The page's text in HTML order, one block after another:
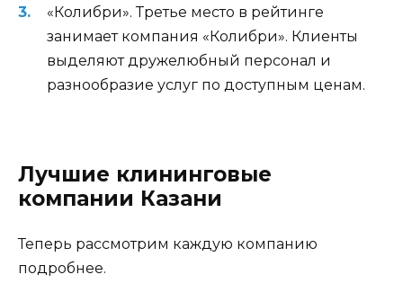
«Колибри». Третье место в рейтинге
занимает компания «Колибри». Клиенты
выделяют дружелюбный персонал и
разнообразие услуг по доступным ценам.
Лучшие клининговые
компании Казани
Теперь рассмотрим каждую компанию
подробнее.